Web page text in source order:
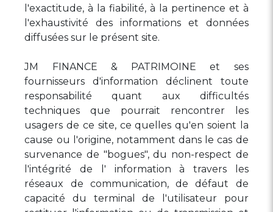
l'exactitude, à la fiabilité, à la pertinence et à
l'exhaustivité des informations et données
diffusées sur le présent site.
JM FINANCE & PATRIMOINE et ses
fournisseurs d'information déclinent toute
responsabilité quant aux difficultés
techniques que pourrait rencontrer les
usagers de ce site, ce quelles qu'en soient la
cause ou l'origine, notamment dans le cas de
survenance de "bogues", du non-respect de
l'intégrité de l' information à travers les
réseaux de communication, de défaut de
capacité du terminal de l'utilisateur pour